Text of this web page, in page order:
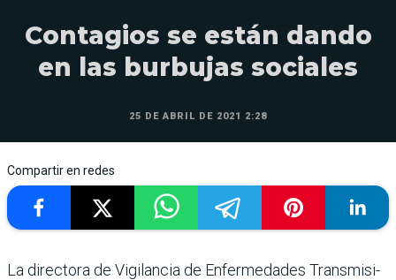
Contagios se están dando
en las burbujas sociales
25 DE ABRIL DE 2021 2:28
Compartir en redes
La directora de Vigi­lancia de Enferme­dades Transmisi­